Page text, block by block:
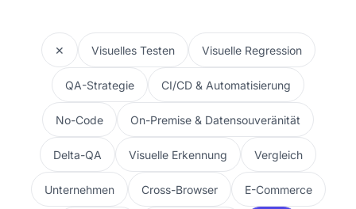
✕ Visuelles Testen Visuelle Regression
QA-Strategie CI/CD & Automatisierung
No-Code On-Premise & Datensouveränität
Delta-QA Visuelle Erkennung Vergleich
Unternehmen Cross-Browser E-Commerce